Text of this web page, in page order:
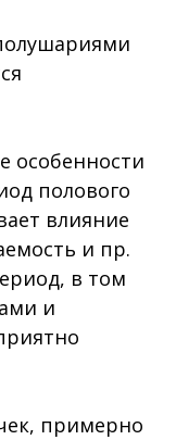
особенности
полового
влияние
и пр.
в том
и
примерно